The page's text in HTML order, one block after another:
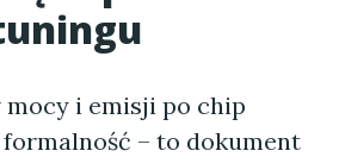
i emisji po chip
– to dokument